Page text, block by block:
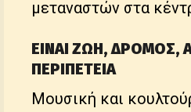
μεταναστών στα
ΕΙΝΑΙ ΖΩΗ, ΔΡΟΜΟΣ,
ΠΕΡΙΠΕΤΕΙΑ
Μουσική και